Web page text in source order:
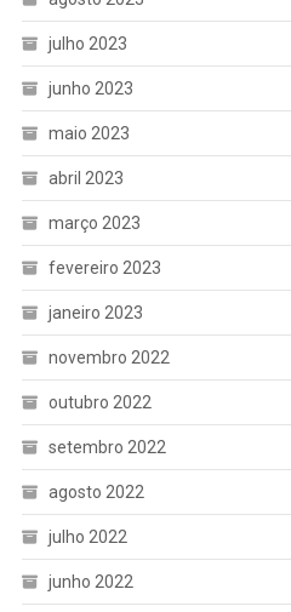
julho 2023
junho 2023
maio 2023
abril 2023
março 2023
fevereiro 2023
janeiro 2023
novembro 2022
outubro 2022
setembro 2022
agosto 2022
julho 2022
junho 2022